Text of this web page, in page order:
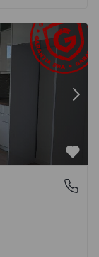
9